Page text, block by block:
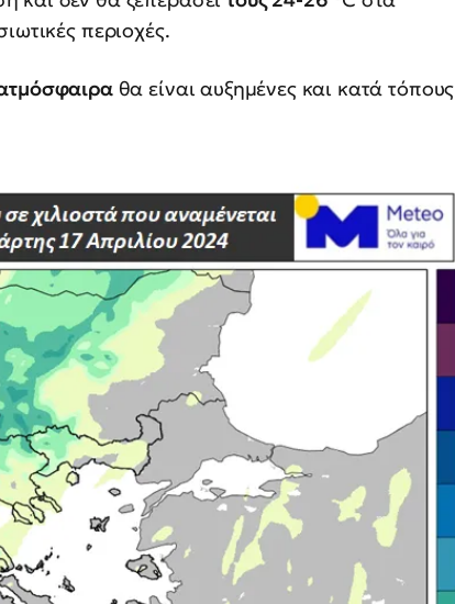
περιοχές.
θα είναι αυξημένες και κατά τόπους